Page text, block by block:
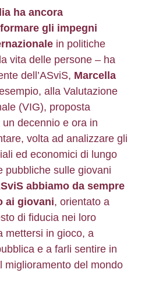
ha ancora
gli impegni
in politiche
vita delle persone – ha
dell’ASviS, Marcella
alla Valutazione
(VIG), proposta
un decennio e ora in
volta ad analizzare gli
ed economici di lungo
pubbliche sulle giovani
abbiamo da sempre
ai giovani, orientato a
di fiducia nei loro
mettersi in gioco, a
e a farli sentire in
miglioramento del mondo